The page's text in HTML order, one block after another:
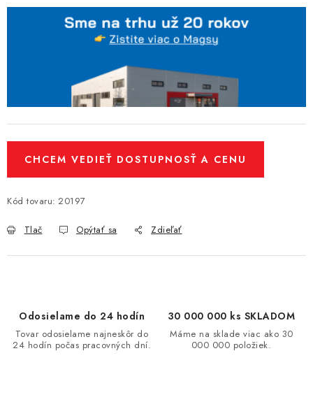
CHCEM VEDIEŤ DOSTUPNOSŤ A CENU
Kód tovaru: 20197
Tlač Opýtať sa Zdieľať
Odosielame do 24 hodín
Tovar odosielame najneskôr do
24 hodín počas pracovných dní.
30 000 000 ks SKLADOM
Máme na sklade viac ako 30
000 000 položiek.